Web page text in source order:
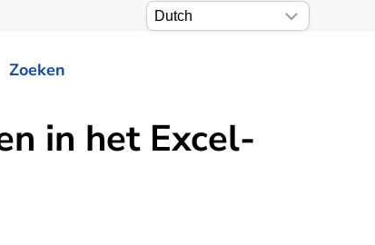
Zoeken
in het Excel-